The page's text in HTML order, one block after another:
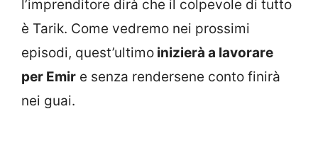
l’imprenditore dirà che il colpevole di tutto
è Tarik. Come vedremo nei prossimi
episodi, quest’ultimo inizierà a lavorare
per Emir e senza rendersene conto finirà
nei guai.